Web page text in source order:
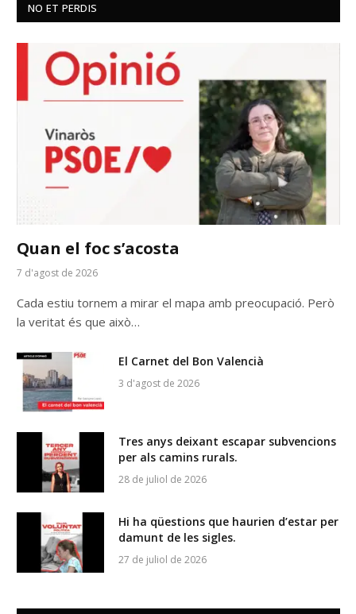
NO ET PERDIS
Quan el foc s’acosta
7 d'agost de 2026
Cada estiu tornem a mirar el mapa amb preocupació. Però
la veritat és que això…
El Carnet del Bon Valencià
3 d'agost de 2026
Tres anys deixant escapar subvencions
per als camins rurals.
28 de juliol de 2026
Hi ha qüestions que haurien d’estar per
damunt de les sigles.
27 de juliol de 2026